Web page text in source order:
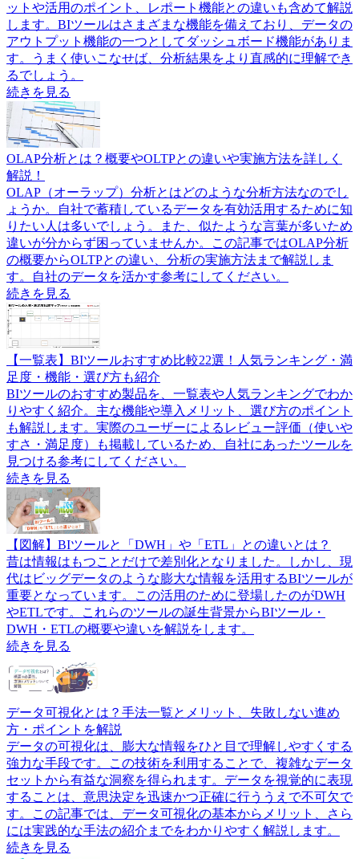
ットや活用のポイント、レポート機能との違いも含めて解説
します。BIツールはさまざまな機能を備えており、データの
アウトプット機能の一つとしてダッシュボード機能がありま
す。うまく使いこなせば、分析結果をより直感的に理解でき
るでしょう。
続きを見る
OLAP分析とは？概要やOLTPとの違いや実施方法を詳しく
解説！
OLAP（オーラップ）分析とはどのような分析方法なのでし
ょうか。自社で蓄積しているデータを有効活用するために知
りたい人は多いでしょう。また、似たような言葉が多いため
違いが分からず困っていませんか。この記事ではOLAP分析
の概要からOLTPとの違い、分析の実施方法まで解説しま
す。自社のデータを活かす参考にしてください。
続きを見る
【一覧表】BIツールおすすめ比較22選！人気ランキング・満
足度・機能・選び方も紹介
BIツールのおすすめ製品を、一覧表や人気ランキングでわか
りやすく紹介。主な機能や導入メリット、選び方のポイント
も解説します。実際のユーザーによるレビュー評価（使いや
すさ・満足度）も掲載しているため、自社にあったツールを
見つける参考にしてください。
続きを見る
【図解】BIツールと「DWH」や「ETL」との違いとは？
昔は情報はもつことだけで差別化となりました。しかし、現
代はビッグデータのような膨大な情報を活用するBIツールが
重要となっています。この活用のために登場したのがDWH
やETLです。これらのツールの誕生背景からBIツール・
DWH・ETLの概要や違いを解説をします。
続きを見る
データ可視化とは？手法一覧とメリット、失敗しない進め
方・ポイントを解説
データの可視化は、膨大な情報をひと目で理解しやすくする
強力な手段です。この技術を利用することで、複雑なデータ
セットから有益な洞察を得られます。データを視覚的に表現
することは、意思決定を迅速かつ正確に行ううえで不可欠で
す。この記事では、データ可視化の基本からメリット、さら
には実践的な手法の紹介までをわかりやすく解説します。
続きを見る